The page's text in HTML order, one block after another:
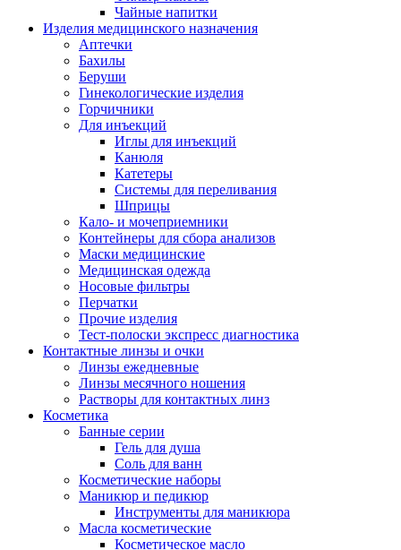
Чайные напитки
Изделия медицинского назначения
Аптечки
Бахилы
Беруши
Гинекологические изделия
Горчичники
Для инъекций
Иглы для инъекций
Канюля
Катетеры
Системы для переливания
Шприцы
Кало- и мочеприемники
Контейнеры для сбора анализов
Маски медицинские
Медицинская одежда
Носовые фильтры
Перчатки
Прочие изделия
Тест-полоски экспресс диагностика
Контактные линзы и очки
Линзы ежедневные
Линзы месячного ношения
Растворы для контактных линз
Косметика
Банные серии
Гель для душа
Соль для ванн
Косметические наборы
Маникюр и педикюр
Инструменты для маникюра
Масла косметические
Косметическое масло